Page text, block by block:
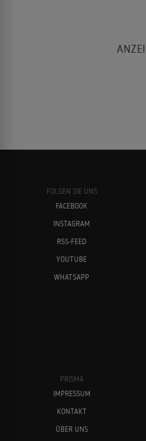
FOLGEN SIE UNS
FACEBOOK
INSTAGRAM
RSS-FEED
YOUTUBE
WHATSAPP
PRISMA
IMPRESSUM
KONTAKT
ÜBER UNS